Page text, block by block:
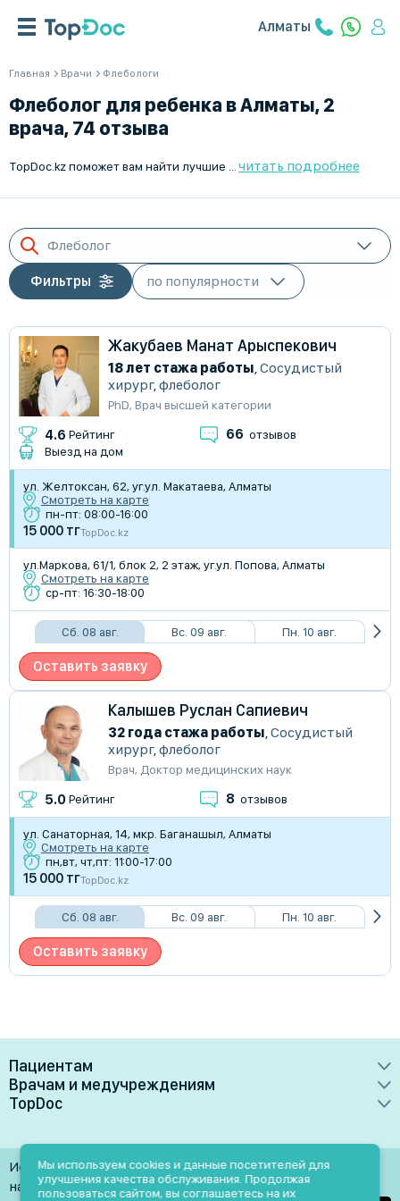
Алматы
Главная Врачи Флебологи
Флеболог для ребенка в Алматы, 2
врача, 74 отзыва
читать подробнее
Флеболог
Фильтры
Жакубаев Манат Арыспекович
18 лет стажа работы,Сосудистый
хирург,флеболог
PhD, Врач высшей категории
4.6 Рейтинг 66 отзывов
Выезд на дом
ул. ​Желтоксан, 62, уг.ул. Макатаева, Алматы
Смотреть на карте
пн-пт: 08:00-16:00
15 000 тгTopDoc.kz
ул.Маркова, 61/1​, блок 2, 2 этаж, уг.ул. Попова, Алматы
Смотреть на карте
ср-пт: 16:30-18:00
Сб. 08 авг. Вс. 09 авг. Пн. 10 авг.
Оставить заявку
Калышев Руслан Сапиевич
32 года стажа работы,Сосудистый
хирург,флеболог
Врач, Доктор медицинских наук
5.0 Рейтинг 8 отзывов
ул. Санаторная, 14, мкр. Баганашыл, Алматы
Смотреть на карте
пн,вт, чт,пт: 11:00-17:00
15 000 тгTopDoc.kz
Сб. 08 авг. Вс. 09 авг. Пн. 10 авг.
Оставить заявку
Пациентам
Врачи
Клиники
Лаборатории
Услуги
Врачам и медучреждениям
Преимущества
Медучреждениям
TopDoc
Контакты
Помощь
Использование материалов разрешено только при
наличии активной ссылки на источник
Мы используем cookies и данные посетителей для
улучшения качества обслуживания. Продолжая
пользоваться сайтом, вы соглашаетесь на их